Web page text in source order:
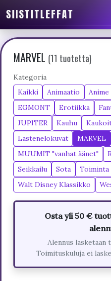
SIISTITLEFFAT
MARVEL (11 tuotetta)
Kategoria
Kaikki
Animaatio Anime
EGMONT
Erotiikka
JUPITER
Kauhu
Lastenelokuvat
MARVEL
MUUMIT "vanhat äänet"
Seikkailu
Sota Toiminta
Walt Disney Klassikko
Osta yli 50 €
Alennus lasketaan
Toimituskuluja ei